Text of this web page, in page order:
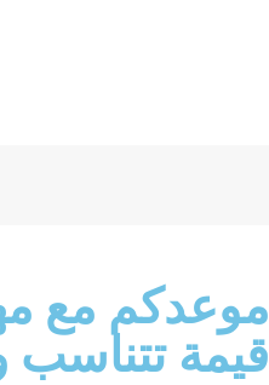
قيمة تتناسب